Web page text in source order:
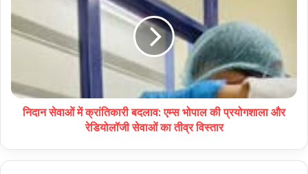
निदान सेवाओं में क्रांतिकारी बदलाव: एम्स भोपाल की प्रयोगशाला और
रेडियोलॉजी सेवाओं का तीव्र विस्तार